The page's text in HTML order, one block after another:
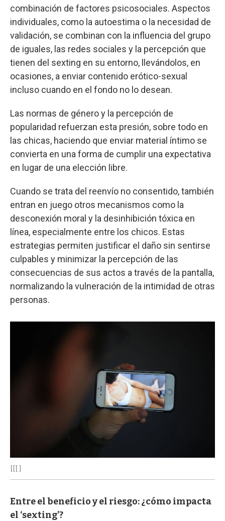
combinación de factores psicosociales. Aspectos
individuales, como la autoestima o la necesidad de
validación, se combinan con la influencia del grupo
de iguales, las redes sociales y la percepción que
tienen del sexting en su entorno, llevándolos, en
ocasiones, a enviar contenido erótico-sexual
incluso cuando en el fondo no lo desean.
Las normas de género y la percepción de
popularidad refuerzan esta presión, sobre todo en
las chicas, haciendo que enviar material íntimo se
convierta en una forma de cumplir una expectativa
en lugar de una elección libre.
Cuando se trata del reenvío no consentido, también
entran en juego otros mecanismos como la
desconexión moral y la desinhibición tóxica en
línea, especialmente entre los chicos. Estas
estrategias permiten justificar el daño sin sentirse
culpables y minimizar la percepción de las
consecuencias de sus actos a través de la pantalla,
normalizando la vulneración de la intimidad de otras
personas.
Entre el beneficio y el riesgo: ¿cómo impacta
el ‘sexting’?